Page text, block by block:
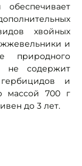
хвойных
и
природного
не содержит
и
массой 700 г
до 3 лет.